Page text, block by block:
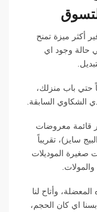
أكثر ميزة تمنح
حالة وجود اي
باب منزلك،
الشكاوي السابقة.
قائمة معروضات
سايز)، تقريباً
الموديلات
وأتاح لنا
اي كان الحجم،